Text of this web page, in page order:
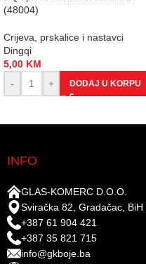
(48004)
Crijeva, prskalice i nastavci
Dingqi
5,00 KM
-
+ DODAJ U KORPU
INFO
GLAS-KOMERC D.O.O.
Sviračka 82, Gradačac, BiH
+387 61 904 421
+387 35 821 715
info@gkboje.ba